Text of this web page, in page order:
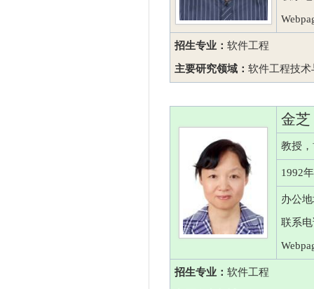
招生专业： 软件工程
主要研究领域： 软件工程技
金芝
教授
1992
办公
联系
招生专业： 软件工程